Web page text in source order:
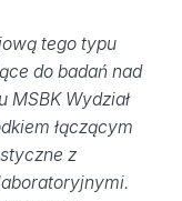
tego typu
do badań nad
MSBK Wydział
łączącym
z